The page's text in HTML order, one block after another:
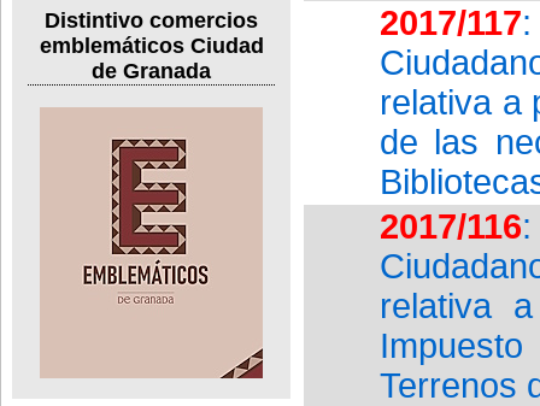
Distintivo comercios
emblemáticos Ciudad
de Granada
2017/117
relativa a
de las
2017/116
relativa
Terrenos